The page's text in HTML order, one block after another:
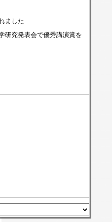
ました
研究発表会で優秀講演賞を